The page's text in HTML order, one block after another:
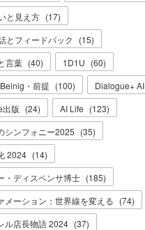
と見え方 (17)
とフィードバック
(15)
言葉 (40) 1D1U (60)
・前提 (100) Dialogue+ AI
版 (24) AI Life (123)
シンフォニー2025 (35)
2024 (14)
・ディスペンサ博士 (185)
メーション：世界線を変える (74)
ル店長物語 2024 (37)